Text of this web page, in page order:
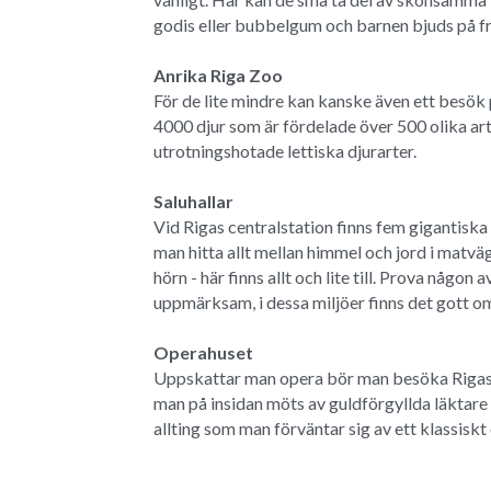
godis eller bubbelgum och barnen bjuds på
Anrika Riga Zoo
För de lite mindre kan kanske även ett
4000 djur som är fördelade över 500 olika
utrotningshotade lettiska djurarter.
Saluhallar
Vid Rigas centralstation finns fem
man hitta allt mellan himmel och jord i
hörn - här finns allt och lite till. Prova någon
uppmärksam, i dessa miljöer finns det gott
Operahuset
Uppskattar man opera bör man besöka
man på insidan möts av guldförgyllda
allting som man förväntar sig av ett klassiskt